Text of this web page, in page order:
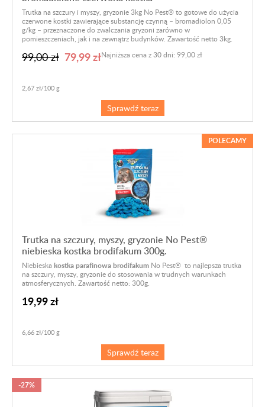
Trutka na szczury i myszy, gryzonie 3kg No Pest® to gotowe do użycia
czerwone kostki zawierające substancję czynną – bromadiolon 0,05
g/kg – przeznaczone do zwalczania gryzoni zarówno w
pomieszczeniach, jak i na zewnątrz budynków. Zawartość netto 3kg.
99,00 zł 79,99 zł
2,67 zł/100 g
Najniższa cena z 30 dni: 99,00 zł
Sprawdź teraz
Trutka na szczury, myszy, gryzonie No Pest®
niebieska kostka brodifakum 300g.
POLECAMY
Niebieska kostka parafinowa brodifakum No Pest® to najlepsza trutka
na szczury, myszy, gryzonie do stosowania w trudnych warunkach
atmosferycznych. Zawartość netto: 300g.
19,99 zł
6,66 zł/100 g
Sprawdź teraz
-27%